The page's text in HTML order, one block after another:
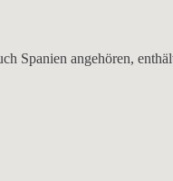
Spanien angehören,